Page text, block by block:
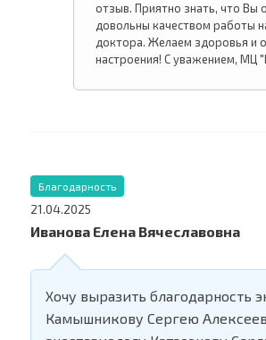
отзыв. Приятно знать, что Вы
довольны качеством работы
доктора. Желаем здоровья и
настроения! С уважением, МЦ
Благодарность
21.04.2025
Иванова Елена Вячеславовна
Хочу выразить благодарность
Камышникову Сергею